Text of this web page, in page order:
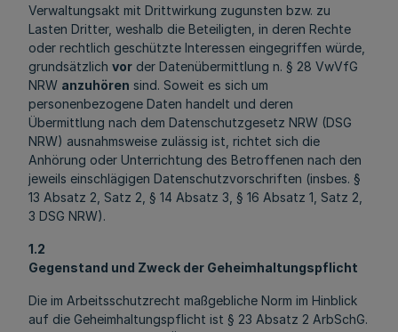
Verwaltungsakt mit Drittwirkung zugunsten bzw. zu
Lasten Dritter, weshalb die Beteiligten, in deren Rechte
oder rechtlich geschützte Interessen eingegriffen würde,
grundsätzlich vor der Datenübermittlung n. § 28 VwVfG
NRW anzuhören sind. Soweit es sich um
personenbezogene Daten handelt und deren
Übermittlung nach dem Datenschutzgesetz NRW (DSG
NRW) ausnahmsweise zulässig ist, richtet sich die
Anhörung oder Unterrichtung des Betroffenen nach den
jeweils einschlägigen Datenschutzvorschriften (insbes. §
13 Absatz 2, Satz 2, § 14 Absatz 3, § 16 Absatz 1, Satz 2,
3 DSG NRW).
1.2
Gegenstand und Zweck der Geheimhaltungspflicht
Die im Arbeitsschutzrecht maßgebliche Norm im Hinblick
auf die Geheimhaltungspflicht ist § 23 Absatz 2 ArbSchG.